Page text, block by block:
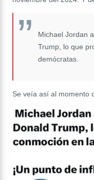
Michael Jordan
Trump, lo que
demócratas.
Se veía así al momento